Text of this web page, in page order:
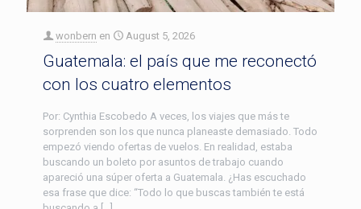
wonbern en August 5, 2026
Guatemala: el país que me reconectó
con los cuatro elementos
Por: Cynthia Escobedo A veces, los viajes que más te
sorprenden son los que nunca planeaste demasiado. Todo
empezó viendo ofertas de vuelos. En realidad, estaba
buscando un boleto por asuntos de trabajo cuando
apareció una súper oferta a Guatemala. ¿Has escuchado
esa frase que dice: “Todo lo que buscas también te está